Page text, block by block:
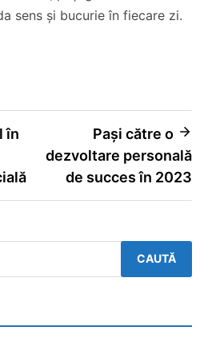
sens și bucurie în fiecare zi.
în
Pași către o
dezvoltare personală
de succes în 2023